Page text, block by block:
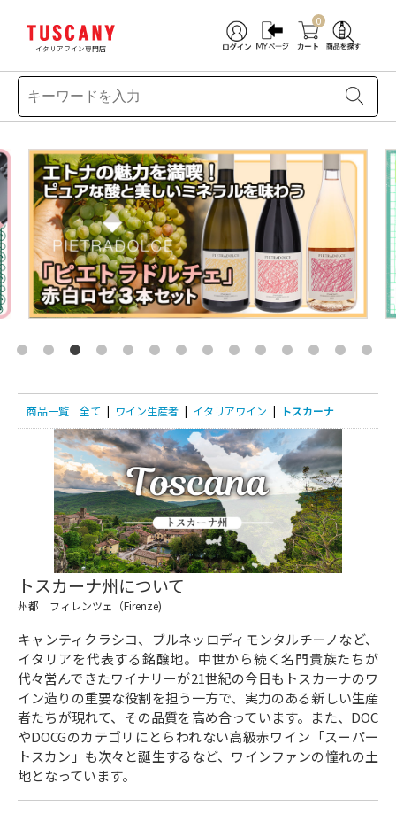
イタリアワイン専門店
0
商品一覧 全て | ワイン生産者 | イタリアワイン | トスカーナ
トスカーナ州について
州都 フィレンツェ（Firenze)
キャンティクラシコ、ブルネッロディモンタルチーノなど、
イタリアを代表する銘醸地。中世から続く名門貴族たちが
代々営んできたワイナリーが21世紀の今日もトスカーナのワ
イン造りの重要な役割を担う一方で、実力のある新しい生産
者たちが現れて、その品質を高め合っています。また、DOC
やDOCGのカテゴリにとらわれない高級赤ワイン「スーパー
トスカン」も次々と誕生するなど、ワインファンの憧れの土
地となっています。